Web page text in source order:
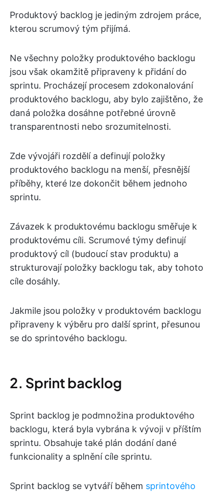
Produktový backlog je jediným zdrojem práce,
kterou scrumový tým přijímá.
Ne všechny položky produktového backlogu
jsou však okamžitě připraveny k přidání do
sprintu. Procházejí procesem zdokonalování
produktového backlogu, aby bylo zajištěno, že
daná položka dosáhne potřebné úrovně
transparentnosti nebo srozumitelnosti.
Zde vývojáři rozdělí a definují položky
produktového backlogu na menší, přesnější
příběhy, které lze dokončit během jednoho
sprintu.
Závazek k produktovému backlogu směřuje k
produktovému cíli. Scrumové týmy definují
produktový cíl (budoucí stav produktu) a
strukturovají položky backlogu tak, aby tohoto
cíle dosáhly.
Jakmile jsou položky v produktovém backlogu
připraveny k výběru pro další sprint, přesunou
se do sprintového backlogu.
2. Sprint backlog
Sprint backlog je podmnožina produktového
backlogu, která byla vybrána k vývoji v příštím
sprintu. Obsahuje také plán dodání dané
funkcionality a splnění cíle sprintu.
Sprint backlog se vytváří během sprintového